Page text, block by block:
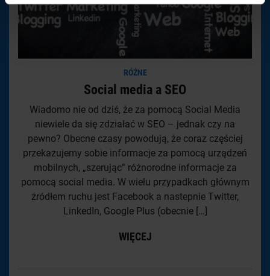
RÓŻNE
Social media a SEO
Wiadomo nie od dziś, że za pomocą Social Media
niewiele da się zdziałać w SEO – jednak czy na
pewno? Obecne czasy powodują, że coraz częściej
przekazujemy sobie informacje za pomocą urządzeń
mobilnych, „szerując” różnorodne informacje za
pomocą social media. W wielu przypadkach głównym
źródłem ruchu jest Facebook a nastepnie Twitter,
LinkedIn, Google Plus (obecnie […]
WIĘCEJ